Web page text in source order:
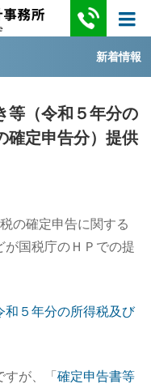
新着情報
等（令和５年分の
確定申告分）提供
の確定申告に関する
国税庁のＨＰでの提
和５年分の所得税及び
が、「 確定申告書等